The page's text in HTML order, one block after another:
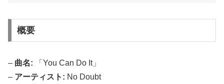
概要
– 曲名: 「You Can Do It」
– アーティスト: No Doubt